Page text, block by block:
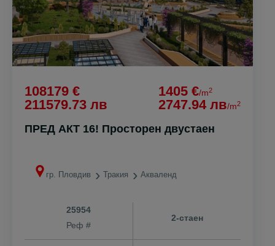
108179 €
211579.73 лв
1405 €/m2
2747.94 лв/m2
ПРЕД АКТ 16! Просторен двустаен
гр. Пловдив Тракия Акваленд
25954
Реф #
2-стаен